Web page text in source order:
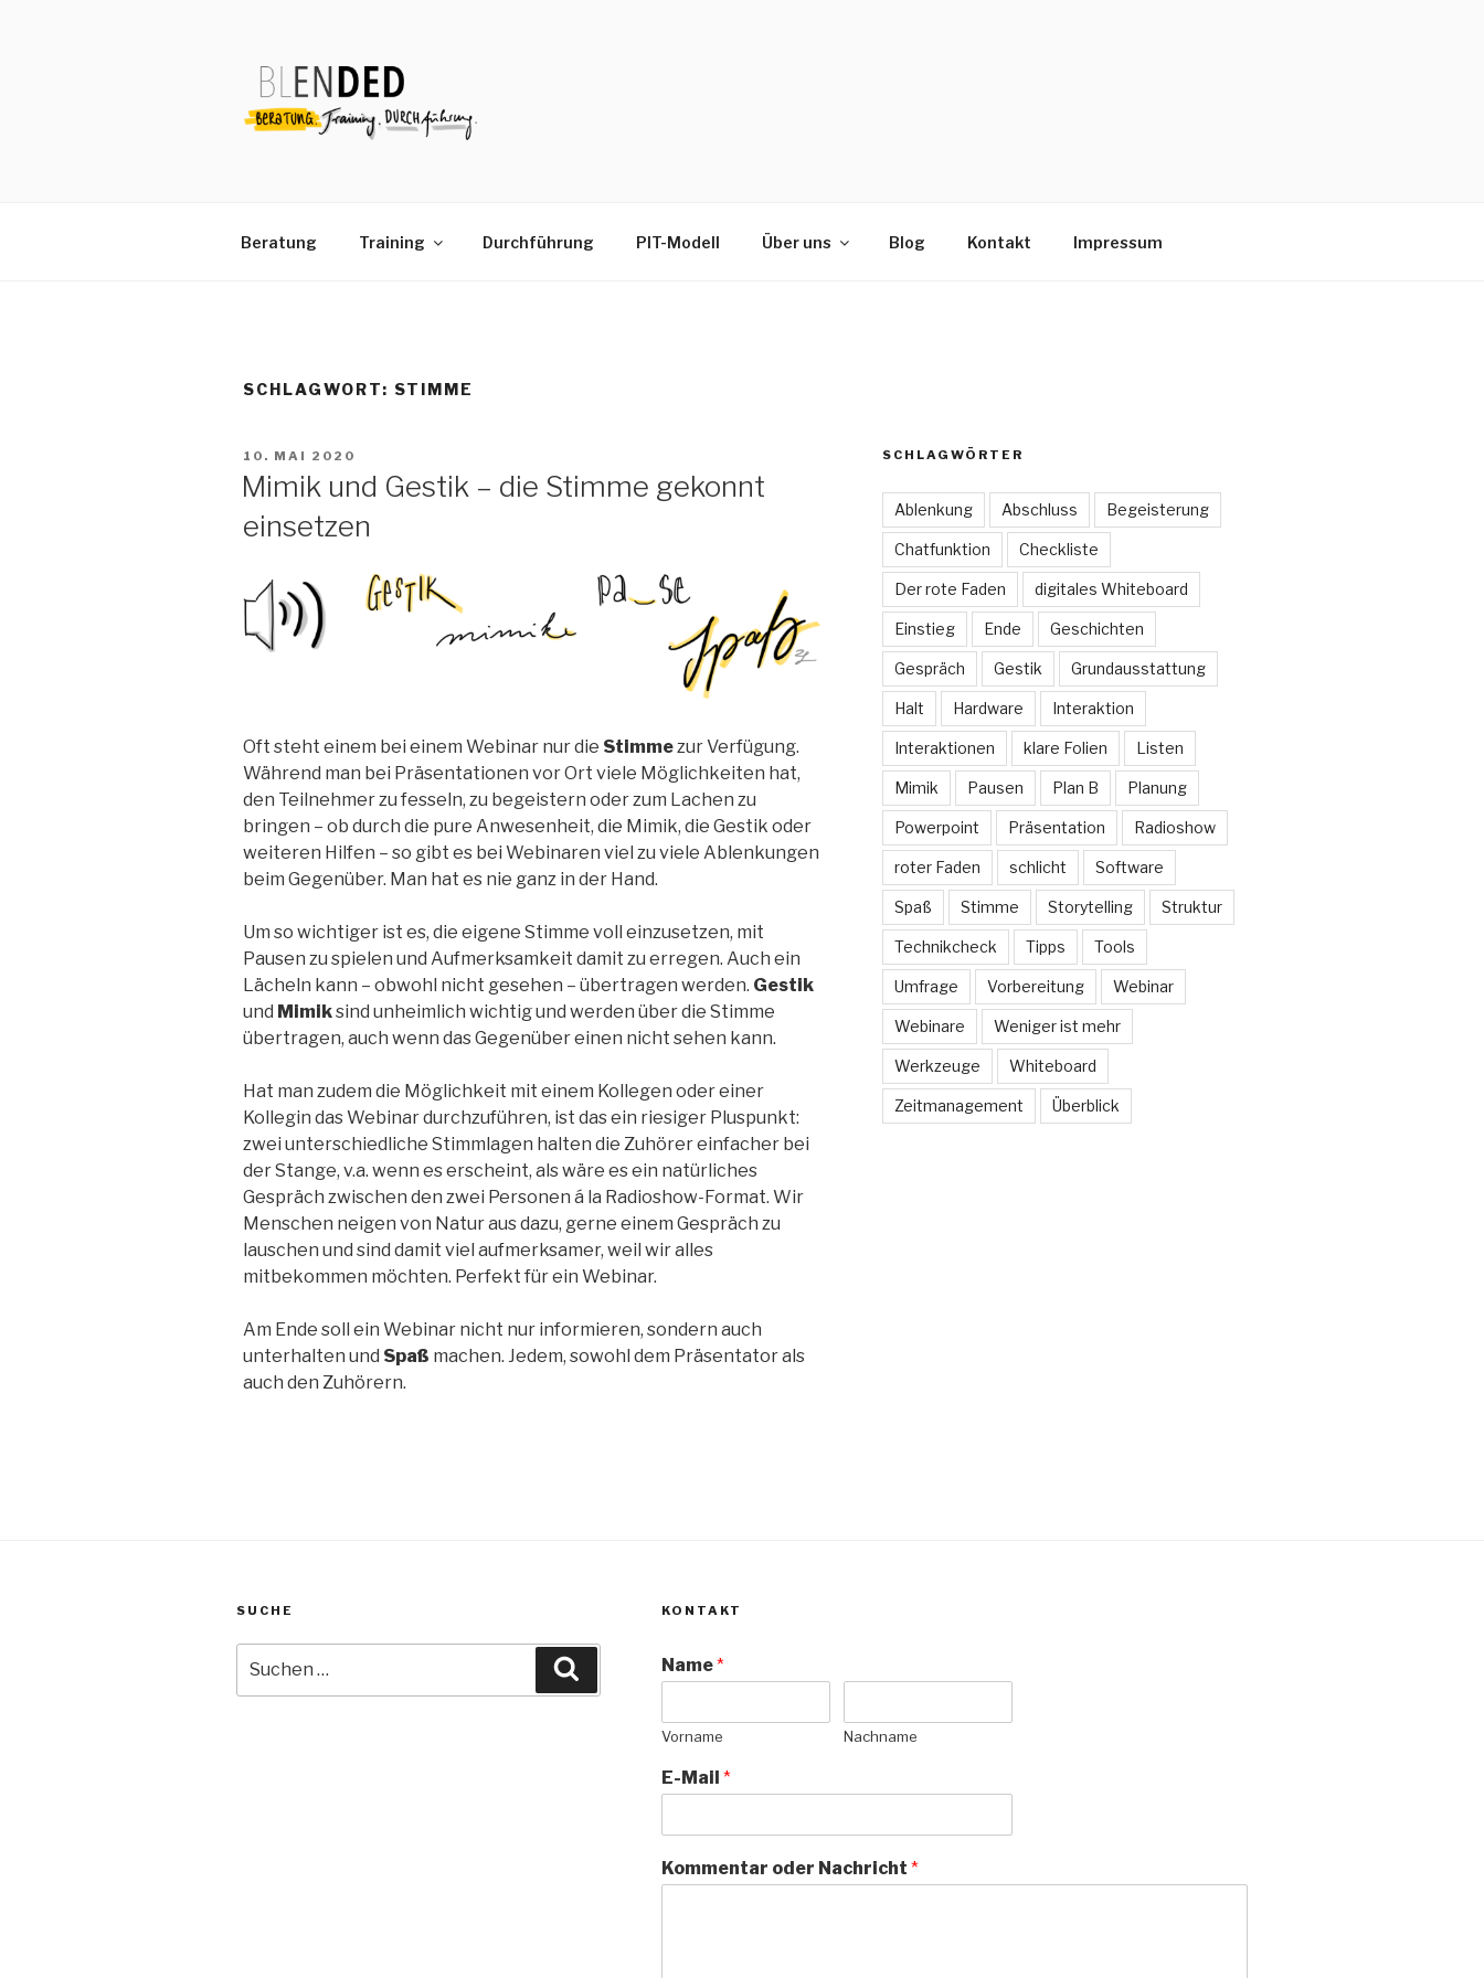
Beratung Training Durchführung PIT-Modell Über uns Blog Kontakt Impressum
SCHLAGWORT: STIMME
VERÖFFENTLICHT
10. MAI 2020
Mimik und Gestik – die Stimme gekonnt
einsetzen
Oft steht einem bei einem Webinar nur die Stimmezur Verfügung.
Während man bei Präsentationen vor Ort viele Möglichkeiten hat,
den Teilnehmer zu fesseln, zu begeistern oder zum Lachen zu
bringen – ob durch die pure Anwesenheit, die Mimik, die Gestik oder
weiteren Hilfen – so gibt es bei Webinaren viel zu viele Ablenkungen
beim Gegenüber. Man hat es nie ganz in der Hand.
Um so wichtiger ist es, die eigene Stimme voll einzusetzen, mit
Pausen zu spielen und Aufmerksamkeit damit zu erregen. Auch ein
Lächeln kann – obwohl nicht gesehen – übertragen werden. Gestik
und Mimiksind unheimlich wichtig und werden über die Stimme
übertragen, auch wenn das Gegenüber einen nicht sehen kann.
Hat man zudem die Möglichkeit mit einem Kollegen oder einer
Kollegin das Webinar durchzuführen, ist das ein riesiger Pluspunkt:
zwei unterschiedliche Stimmlagen halten die Zuhörer einfacher bei
der Stange, v.a. wenn es erscheint, als wäre es ein natürliches
Gespräch zwischen den zwei Personen á la Radioshow-Format. Wir
Menschen neigen von Natur aus dazu, gerne einem Gespräch zu
lauschen und sind damit viel aufmerksamer, weil wir alles
mitbekommen möchten. Perfekt für ein Webinar.
Am Ende soll ein Webinar nicht nur informieren, sondern auch
unterhalten und Spaß machen. Jedem, sowohl dem Präsentator als
auch den Zuhörern.
SCHLAGWÖRTER
Ablenkung Abschluss Begeisterung
Chatfunktion Checkliste
Der rote Faden digitales Whiteboard
Einstieg Ende Geschichten
Gespräch Gestik Grundausstattung
Halt Hardware Interaktion
Interaktionen klare Folien Listen
Mimik Pausen Plan B Planung
Powerpoint Präsentation Radioshow
roter Faden schlicht Software
Spaß Stimme Storytelling Struktur
Technikcheck Tipps Tools
Umfrage Vorbereitung Webinar
Webinare Weniger ist mehr
Werkzeuge Whiteboard
Zeitmanagement Überblick
SUCHE
nach:
KONTAKT
Name*
Vorname Nachname
E-Mail *
Kommentar oder Nachricht *